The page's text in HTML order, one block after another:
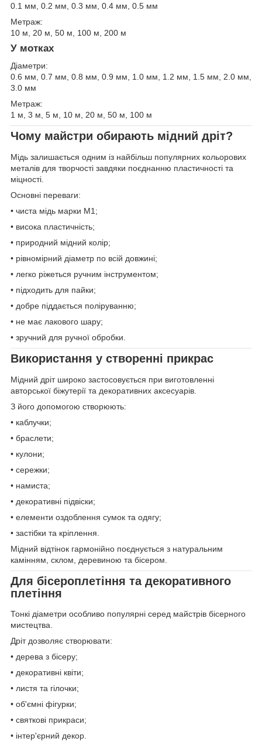
0.1 мм, 0.2 мм, 0.3 мм, 0.4 мм, 0.5 мм
Метраж:
10 м, 20 м, 50 м, 100 м, 200 м
У мотках
Діаметри:
0.6 мм, 0.7 мм, 0.8 мм, 0.9 мм, 1.0 мм, 1.2 мм, 1.5 мм, 2.0 мм,
3.0 мм
Метраж:
1 м, 3 м, 5 м, 10 м, 20 м, 50 м, 100 м
Чому майстри обирають мідний дріт?
Мідь залишається одним із найбільш популярних кольорових
металів для творчості завдяки поєднанню пластичності та
міцності.
Основні переваги:
• чиста мідь марки М1;
• висока пластичність;
• природний мідний колір;
• рівномірний діаметр по всій довжині;
• легко ріжеться ручним інструментом;
• підходить для пайки;
• добре піддається поліруванню;
• не має лакового шару;
• зручний для ручної обробки.
Використання у створенні прикрас
Мідний дріт широко застосовується при виготовленні
авторської біжутерії та декоративних аксесуарів.
З його допомогою створюють:
• каблучки;
• браслети;
• кулони;
• сережки;
• намиста;
• декоративні підвіски;
• елементи оздоблення сумок та одягу;
• застібки та кріплення.
Мідний відтінок гармонійно поєднується з натуральним
камінням, склом, деревиною та бісером.
Для бісероплетіння та декоративного
плетіння
Тонкі діаметри особливо популярні серед майстрів бісерного
мистецтва.
Дріт дозволяє створювати:
• дерева з бісеру;
• декоративні квіти;
• листя та гілочки;
• об'ємні фігурки;
• святкові прикраси;
• інтер'єрний декор.